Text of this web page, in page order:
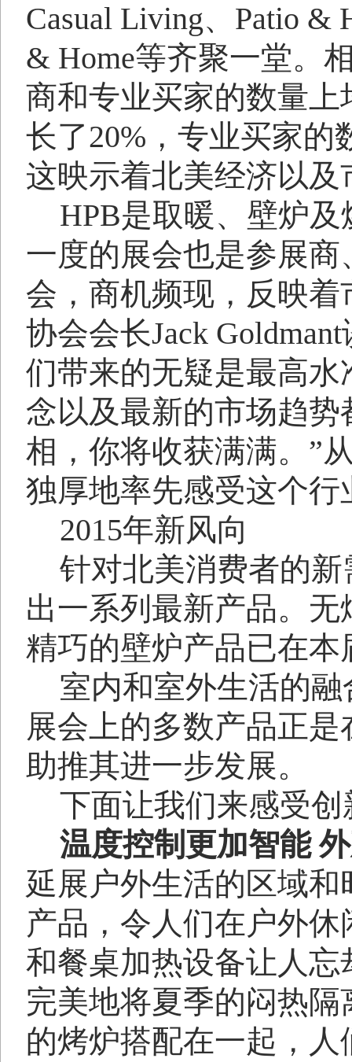
Casual Living、 Patio &
& Home等齐聚一堂。
商和专业买家的数量
长了20% ，专业买家的
这映示着北美经济以
HPB是取暖、壁炉
一度的展会也是参展
会，商机频现，反映
协会会长Jack Goldmant
们带来的无疑是最高
念以及最新的市场趋
相，你将收获满满。”
独厚地率先感受这个行
2015年新风向
针对北美消费者的
出一系列最新产品。
精巧的壁炉产品已在本
室内和室外生活的
展会上的多数产品正
助推其进一步发展。
下面让我们来感受
温度控制更加智能
延展户外生活的区域
产品，令人们在户外
和餐桌加热设备让人
完美地将夏季的闷热
的烤炉搭配在一起，